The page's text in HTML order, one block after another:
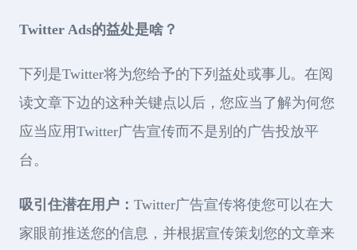
Twitter Ads的益处是啥？
下列是Twitter将为您给予的下列益处或事儿。在阅
读文章下边的这种关键点以后，您应当了解为何您
应当应用Twitter广告宣传而不是别的广告投放平
台。
吸引住潜在用户： Twitter广告宣传将使您可以在大
家眼前推送您的信息，并根据宣传策划您的文章来